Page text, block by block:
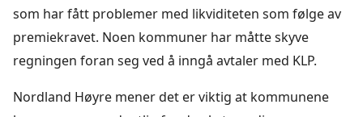
som har fått problemer med likviditeten som følge av
premiekravet. Noen kommuner har måtte skyve
regningen foran seg ved å inngå avtaler med KLP.
Nordland Høyre mener det er viktig at kommunene